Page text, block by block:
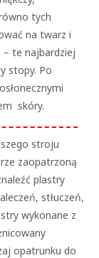
tych
na twarz i
– te najbardziej
stopy. Po
skóry.
stroju
zaopatrzoną
plastry
stłuczeń,
wykonane z
opatrunku do